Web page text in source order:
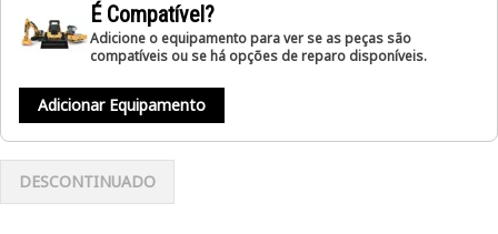
É Compatível?
Adicione o equipamento para ver se as peças são
compatíveis ou se há opções de reparo disponíveis.
Adicionar Equipamento
DESCONTINUADO